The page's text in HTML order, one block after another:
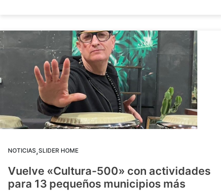
NOTICIAS,SLIDER HOME
Vuelve «Cultura-500» con actividades
para 13 pequeños municipios más